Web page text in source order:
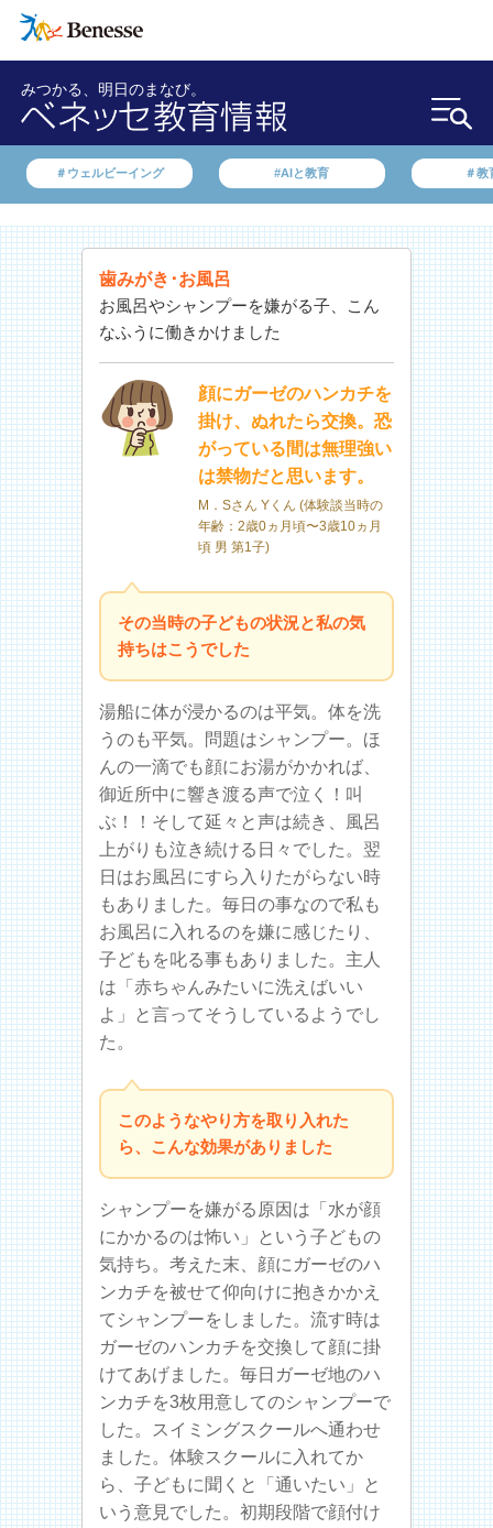
みつかる、明日のまなび。
＃ウェルビーイング #AIと教育 ＃教
歯みがき･お風呂
お風呂やシャンプーを嫌がる子、こん
なふうに働きかけました
顔にガーゼのハンカチを
掛け、ぬれたら交換。恐
がっている間は無理強い
は禁物だと思います。
M．Sさん Yくん (体験談当時の
年齢：2歳0ヵ月頃〜3歳10ヵ月
頃 男 第1子)
その当時の子どもの状況と私の気
持ちはこうでした
湯船に体が浸かるのは平気。体を洗
うのも平気。問題はシャンプー。ほ
んの一滴でも顔にお湯がかかれば、
御近所中に響き渡る声で泣く！叫
ぶ！！そして延々と声は続き、風呂
上がりも泣き続ける日々でした。翌
日はお風呂にすら入りたがらない時
もありました。毎日の事なので私も
お風呂に入れるのを嫌に感じたり、
子どもを叱る事もありました。主人
は「赤ちゃんみたいに洗えばいい
よ」と言ってそうしているようでし
た。
このようなやり方を取り入れた
ら、こんな効果がありました
シャンプーを嫌がる原因は「水が顔
にかかるのは怖い」という子どもの
気持ち。考えた末、顔にガーゼのハ
ンカチを被せて仰向けに抱きかかえ
てシャンプーをしました。流す時は
ガーゼのハンカチを交換して顔に掛
けてあげました。毎日ガーゼ地のハ
ンカチを3枚用意してのシャンプーで
した。スイミングスクールへ通わせ
ました。体験スクールに入れてか
ら、子どもに聞くと「通いたい」と
いう意見でした。初期段階で顔付け